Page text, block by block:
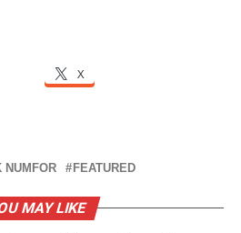
X
NUMFOR FEATURED
MAY LIKE